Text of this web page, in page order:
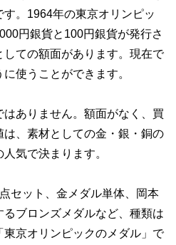
。1964年の東京オリンピッ
円銀貨と100円銀貨が発行さ
ての額面があります。現在で
使うことができます。
ありません。額面がなく、買
、素材としての金・銀・銅の
気で決まります。
セット、金メダル単体、岡本
ブロンズメダルなど、種類は
京オリンピックのメダル」で